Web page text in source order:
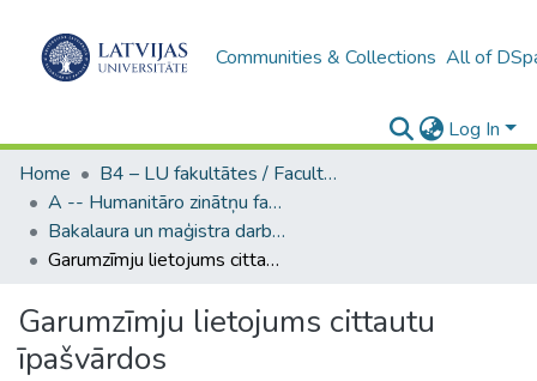
Communities & Collections All of
Log In
Home
B4 – LU fakultātes / Faculties of the UL
A -- Humanitāro zinātņu fakultāte / Faculty of Humanities
Bakalaura un maģistra darbi (HZF) / Bachelor's and Master's theses
Garumzīmju lietojums cittautu īpašvārdos
Garumzīmju lietojums cittautu
īpašvārdos